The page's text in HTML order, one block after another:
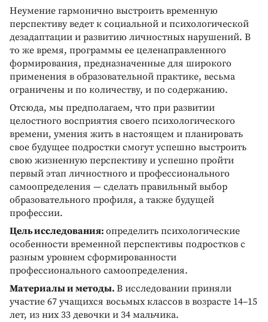
Неумение гармонично выстроить временную
перспективу ведет к социальной и психологической
дезадаптации и развитию личностных нарушений. В
то же время, программы ее целенаправленного
формирования, предназначенные для широкого
применения в образовательной практике, весьма
ограничены и по количеству, и по содержанию.
Отсюда, мы предполагаем, что при развитии
целостного восприятия своего психологического
времени, умения жить в настоящем и планировать
свое будущее подростки смогут успешно выстроить
свою жизненную перспективу и успешно пройти
первый этап личностного и профессионального
самоопределения — сделать правильный выбор
образовательного профиля, а также будущей
профессии.
Цель исследования: определить психологические
особенности временной перспективы подростков с
разным уровнем сформированности
профессионального самоопределения.
Материалы и методы. В исследовании приняли
участие 67 учащихся восьмых классов в возрасте 14–15
лет, из них 33 девочки и 34 мальчика.